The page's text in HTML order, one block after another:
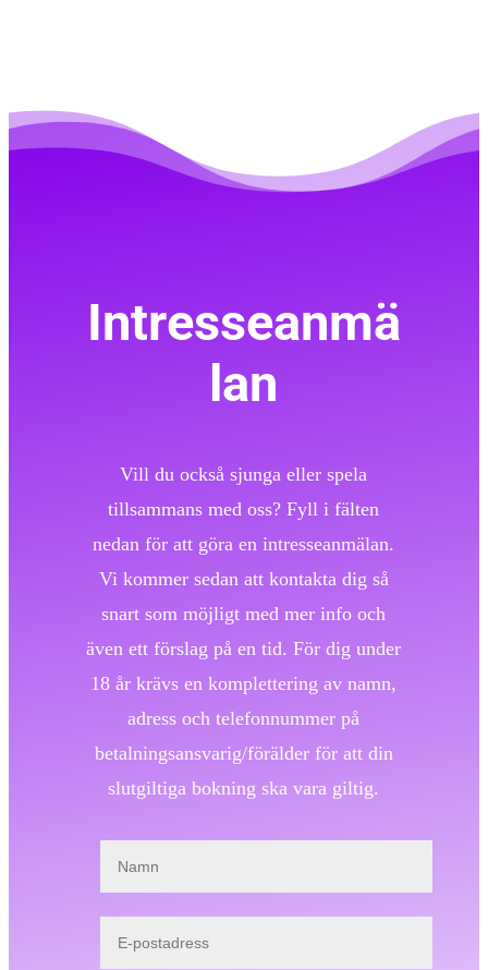
Intresseanmä
lan
Vill du också sjunga eller spela
tillsammans med oss? Fyll i fälten
nedan för att göra en intresseanmälan.
Vi kommer sedan att kontakta dig så
snart som möjligt med mer info och
även ett förslag på en tid. För dig under
18 år krävs en komplettering av namn,
adress och telefonnummer på
betalningsansvarig/förälder för att din
slutgiltiga bokning ska vara giltig.